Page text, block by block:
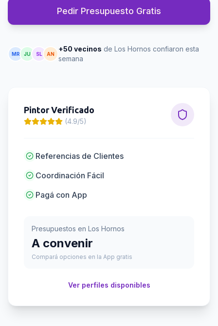
Pedir Presupuesto Gratis
MR JU SL AN
+50 vecinos de Los Hornos confiaron esta
semana
PintorVerificado
(4.9/5)
Referencias de Clientes
Coordinación Fácil
Pagá con App
Presupuestos en Los Hornos
A convenir
Compará opciones en la App gratis
Ver perfiles disponibles